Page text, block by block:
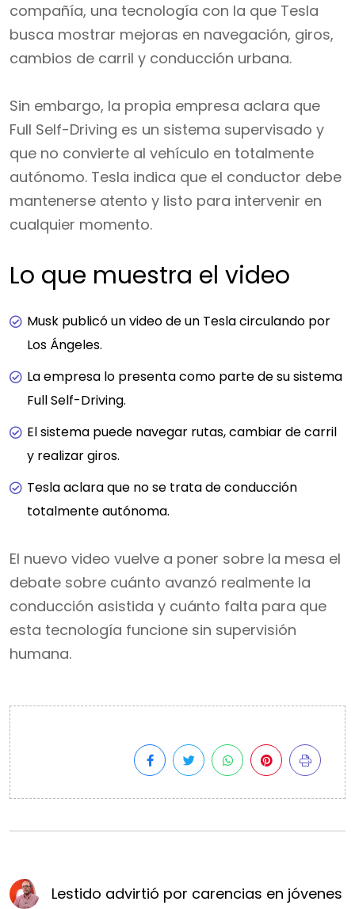
compañía, una tecnología con la que Tesla
busca mostrar mejoras en navegación, giros,
cambios de carril y conducción urbana.
Sin embargo, la propia empresa aclara que
Full Self-Driving es un sistema supervisado y
que no convierte al vehículo en totalmente
autónomo. Tesla indica que el conductor debe
mantenerse atento y listo para intervenir en
cualquier momento.
Lo que muestra el video
Musk publicó un video de un Tesla circulando por
Los Ángeles.
La empresa lo presenta como parte de su sistema
Full Self-Driving.
El sistema puede navegar rutas, cambiar de carril
y realizar giros.
Tesla aclara que no se trata de conducción
totalmente autónoma.
El nuevo video vuelve a poner sobre la mesa el
debate sobre cuánto avanzó realmente la
conducción asistida y cuánto falta para que
esta tecnología funcione sin supervisión
humana.
Lestido advirtió por carencias en jóvenes